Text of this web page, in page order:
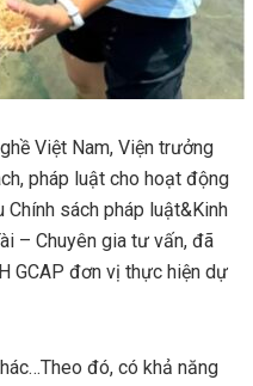
Việt Nam, Viện trưởng
pháp luật cho hoạt động
Chính sách pháp luật&Kinh
– Chuyên gia tư vấn, đã
GCAP đơn vị thực hiện dự
đó, có khả năng